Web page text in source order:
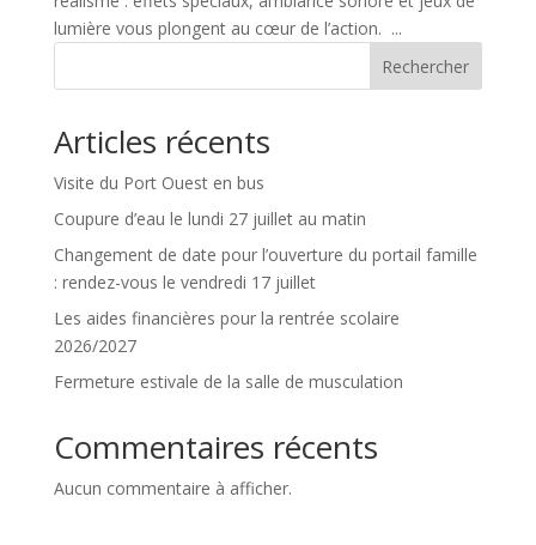
lumière vous plongent au cœur de l’action. ...
Rechercher
Articles récents
Visite du Port Ouest en bus
Coupure d’eau le lundi 27 juillet au matin
Changement de date pour l’ouverture du portail famille
: rendez-vous le vendredi 17 juillet
Les aides financières pour la rentrée scolaire
2026/2027
Fermeture estivale de la salle de musculation
Commentaires récents
Aucun commentaire à afficher.